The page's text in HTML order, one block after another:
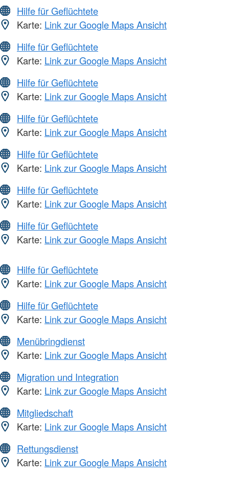
Hilfe für Geflüchtete
Karte: Link zur Google Maps Ansicht
Hilfe für Geflüchtete
Karte: Link zur Google Maps Ansicht
Hilfe für Geflüchtete
Karte: Link zur Google Maps Ansicht
Hilfe für Geflüchtete
Karte: Link zur Google Maps Ansicht
Hilfe für Geflüchtete
Karte: Link zur Google Maps Ansicht
Hilfe für Geflüchtete
Karte: Link zur Google Maps Ansicht
Hilfe für Geflüchtete
Karte: Link zur Google Maps Ansicht
Hilfe für Geflüchtete
Karte: Link zur Google Maps Ansicht
Hilfe für Geflüchtete
Karte: Link zur Google Maps Ansicht
Menübringdienst
Karte: Link zur Google Maps Ansicht
Migration und Integration
Karte: Link zur Google Maps Ansicht
Mitgliedschaft
Karte: Link zur Google Maps Ansicht
Rettungsdienst
Karte: Link zur Google Maps Ansicht